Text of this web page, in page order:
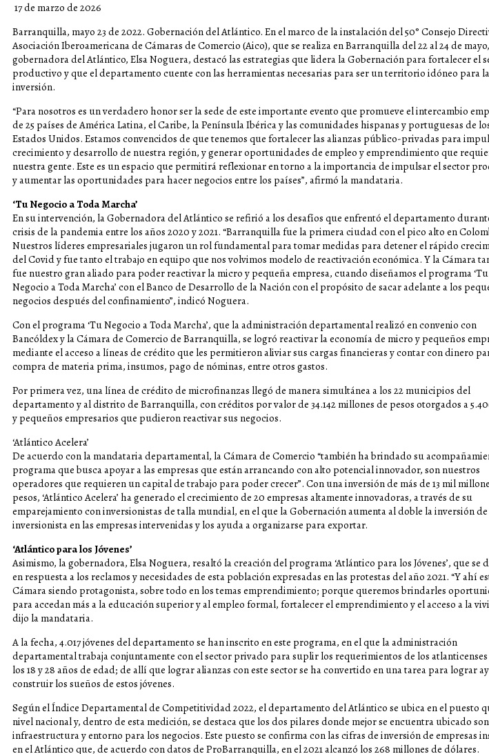
17 de marzo de 2026
Barranquilla, mayo 23 de 2022. Gobernación del Atlántico. En el marco de la instalación del 50° Consejo
Asociación Iberoamericana de Cámaras de Comercio (Aico), que se realiza en Barranquilla del 22 al 24 de
gobernadora del Atlántico, Elsa Noguera, destacó las estrategias que lidera la Gobernación para fortalecer el
productivo y que el departamento cuente con las herramientas necesarias para ser un territorio idóneo para la
inversión.
“Para nosotros es un verdadero honor ser la sede de este importante evento que promueve el intercambio
de 25 países de América Latina, el Caribe, la Península Ibérica y las comunidades hispanas y portuguesas de
Estados Unidos. Estamos convencidos de que tenemos que fortalecer las alianzas público-privadas para
crecimiento y desarrollo de nuestra región, y generar oportunidades de empleo y emprendimiento que
nuestra gente. Este es un espacio que permitirá reflexionar en torno a la importancia de impulsar el sector
y aumentar las oportunidades para hacer negocios entre los países”, afirmó la mandataria.
‘Tu Negocio a Toda Marcha’
En su intervención, la Gobernadora del Atlántico se refirió a los desafíos que enfrentó el departamento
crisis de la pandemia entre los años 2020 y 2021. “Barranquilla fue la primera ciudad con el pico alto en
Nuestros líderes empresariales jugaron un rol fundamental para tomar medidas para detener el rápido
del Covid y fue tanto el trabajo en equipo que nos volvimos modelo de reactivación económica. Y la Cámara
fue nuestro gran aliado para poder reactivar la micro y pequeña empresa, cuando diseñamos el programa ‘Tu
Negocio a Toda Marcha’ con el Banco de Desarrollo de la Nación con el propósito de sacar adelante a los
negocios después del confinamiento”, indicó Noguera.
Con el programa ‘Tu Negocio a Toda Marcha’, que la administración departamental realizó en convenio con
Bancóldex y la Cámara de Comercio de Barranquilla, se logró reactivar la economía de micro y pequeños
mediante el acceso a líneas de crédito que les permitieron aliviar sus cargas financieras y contar con dinero
compra de materia prima, insumos, pago de nóminas, entre otros gastos.
Por primera vez, una línea de crédito de microfinanzas llegó de manera simultánea a los 22 municipios del
departamento y al distrito de Barranquilla, con créditos por valor de 34.142 millones de pesos otorgados a
y pequeños empresarios que pudieron reactivar sus negocios.
‘Atlántico Acelera’
De acuerdo con la mandataria departamental, la Cámara de Comercio “también ha brindado su
programa que busca apoyar a las empresas que están arrancando con alto potencial innovador, son nuestros
operadores que requieren un capital de trabajo para poder crecer”. Con una inversión de más de 13 mil
pesos, ‘Atlántico Acelera’ ha generado el crecimiento de 20 empresas altamente innovadoras, a través de su
emparejamiento con inversionistas de talla mundial, en el que la Gobernación aumenta al doble la inversión
inversionista en las empresas intervenidas y los ayuda a organizarse para exportar.
‘Atlántico para los Jóvenes’
Asimismo, la gobernadora, Elsa Noguera, resaltó la creación del programa ‘Atlántico para los Jóvenes’, que se
en respuesta a los reclamos y necesidades de esta población expresadas en las protestas del año 2021. “Y ahí
Cámara siendo protagonista, sobre todo en los temas emprendimiento; porque queremos brindarles
para accedan más a la educación superior y al empleo formal, fortalecer el emprendimiento y el acceso a la
dijo la mandataria.
A la fecha, 4.017 jóvenes del departamento se han inscrito en este programa, en el que la administración
departamental trabaja conjuntamente con el sector privado para suplir los requerimientos de los
los 18 y 28 años de edad; de allí que lograr alianzas con este sector se ha convertido en una tarea para lograr
construir los sueños de estos jóvenes.
Según el Índice Departamental de Competitividad 2022, el departamento del Atlántico se ubica en el puesto
nivel nacional y, dentro de esta medición, se destaca que los dos pilares donde mejor se encuentra ubicado son
infraestructura y entorno para los negocios. Este puesto se confirma con las cifras de inversión de empresas
en el Atlántico que, de acuerdo con datos de ProBarranquilla, en el 2021 alcanzó los 268 millones de dólares.